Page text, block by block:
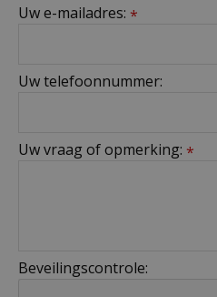
Uw e-mailadres: *
Uw telefoonnummer:
Uw vraag of opmerking: *
Beveilingscontrole: